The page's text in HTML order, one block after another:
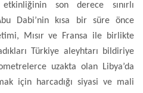
son derece sınırlı
Dabi’nin kısa bir süre önce
Mısır ve Fransa ile birlikte
Türkiye aleyhtarı bildiriye
uzakta olan Libya’da
için harcadığı siyasi ve mali